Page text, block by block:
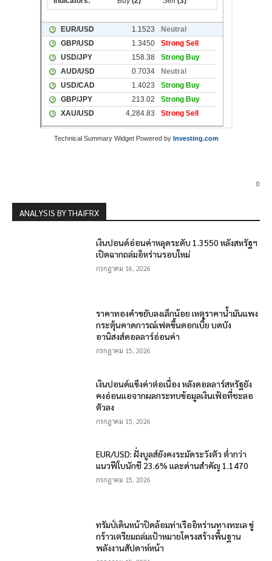
Technical Summary Widget Powered by Investing.com
0
ANALYSIS BY THAIFRX
เงินปอนด์อ่อนค่าหลุดระดับ 1.3550 หลังสหรัฐฯ
เปิดฉากถล่มอิหร่านรอบใหม่
กรกฎาคม 16, 2026
ราคาทองคำขยับลงเล็กน้อย เหตุราคาน้ำมันแพง
กระตุ้นคาดการณ์เฟดขึ้นดอกเบี้ย บดบัง
อานิสงส์ดอลลาร์อ่อนค่า
กรกฎาคม 15, 2026
เงินปอนด์แข็งค่าต่อเนื่อง หลังดอลลาร์สหรัฐยัง
คงอ่อนแอจากผลกระทบข้อมูลเงินเฟ้อที่ชะลอ
ตัวลง
กรกฎาคม 15, 2026
EUR/USD: ฝั่งบูลส์ยังคงระมัดระวังตัว ต่ำกว่า
แนวฟีโบนักชี 23.6% และด่านสำคัญ 1.1470
กรกฎาคม 15, 2026
ทรัมป์เดินหน้าปิดล้อมท่าเรืออิหร่านทางทะเล ขู่
กร้าวเตรียมถล่มเป้าหมายโครงสร้างพื้นฐาน
พลังงานสัปดาห์หน้า